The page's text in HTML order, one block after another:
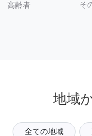
高齢者 そ
地域
全ての地域